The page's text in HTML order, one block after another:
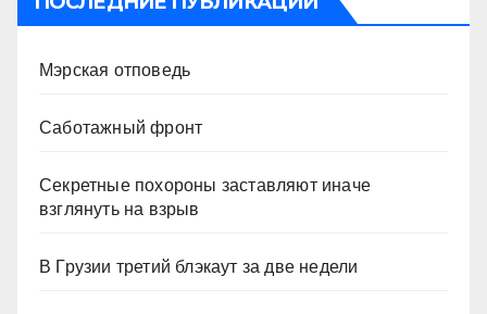
Мэрская отповедь
Саботажный фронт
Секретные похороны заставляют иначе
взглянуть на взрыв
В Грузии третий блэкаут за две недели